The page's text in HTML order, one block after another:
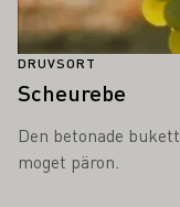
DRUVSORT
Scheurebe
Den betonade
moget päron.